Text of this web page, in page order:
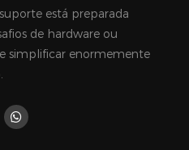
está preparada
de hardware ou
simplificar enormemente